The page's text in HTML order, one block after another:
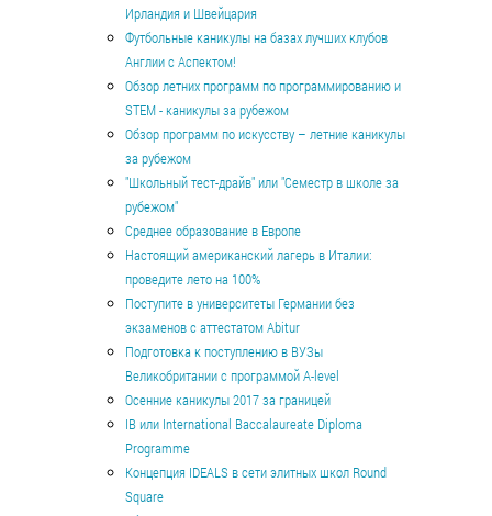
Ирландия и Швейцария
Футбольные каникулы на базах лучших клубов
Англии с Аспектом!
Обзор летних программ по программированию и
STEM - каникулы за рубежом
Обзор программ по искусству – летние каникулы
за рубежом
"Школьный тест-драйв" или "Семестр в школе за
рубежом"
Среднее образование в Европе
Настоящий американский лагерь в Италии:
проведите лето на 100%
Поступите в университеты Германии без
экзаменов с аттестатом Abitur
Подготовка к поступлению в ВУЗы
Великобритании с программой A-level
Осенние каникулы 2017 за границей
IB или International Baccalaureate Diploma
Programme
Концепция IDEALS в сети элитных школ Round
Square